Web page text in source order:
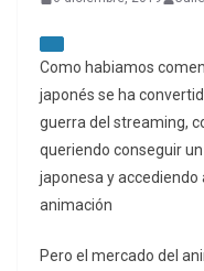
Como habiamos
japonés se ha
guerra del streaming,
queriendo conseguir
japonesa y accediendo
animación
Pero el mercado del